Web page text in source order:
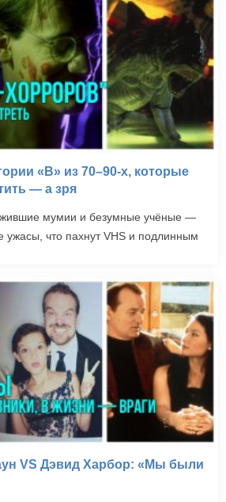
«B» из 70–90-х, которые
— а зря
мумии и безумные учёные —
ужасы, что пахнут VHS и подлинным
VS Дэвид Харбор: «Мы были